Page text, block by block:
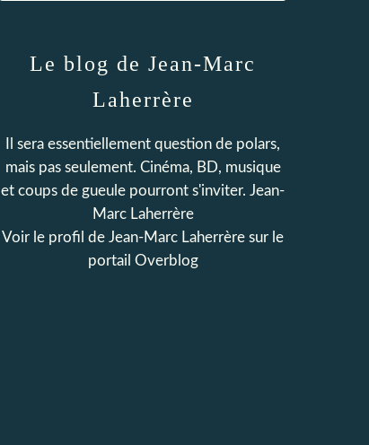
Le blog de Jean-Marc
Laherrère
Il sera essentiellement question de polars,
mais pas seulement. Cinéma, BD, musique
et coups de gueule pourront s'inviter. Jean-
Marc Laherrère
Voir le profil de Jean-Marc Laherrère sur le
portail Overblog